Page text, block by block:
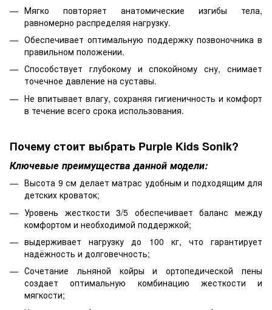
Мягко повторяет анатомические изгибы тела,
равномерно распределяя нагрузку.
Обеспечивает оптимальную поддержку позвоночника в
правильном положении.
Способствует глубокому и спокойному сну, снимает
точечное давление на суставы.
Не впитывает влагу, сохраняя гигиеничность и комфорт
в течение всего срока использования.
Почему стоит выбрать Purple Kids Sonik?
Ключевые преимущества данной модели:
Высота 9 см делает матрас удобным и подходящим для
детских кроваток;
Уровень жесткости 3/5 обеспечивает баланс между
комфортом и необходимой поддержкой;
выдерживает нагрузку до 100 кг, что гарантирует
надёжность и долговечность;
Сочетание льняной койры и ортопедической пены
создает оптимальную комбинацию жесткости и
мягкости;